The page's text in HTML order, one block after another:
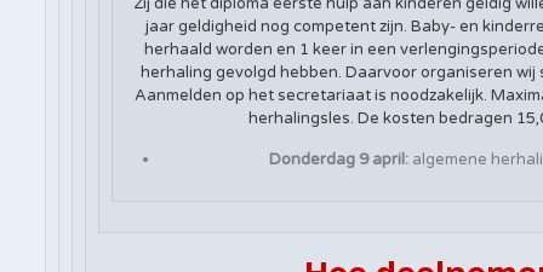
Zij die het diploma eerste hulp aan kinderen geldig
jaar geldigheid nog competent zijn. Baby- en
herhaald worden en 1 keer in een
herhaling gevolgd hebben. Daarvoor organiseren wij
Aanmelden op het secretariaat is noodzakelijk.
herhalingsles. De kosten bedragen
Donderdag 9 april:algemene